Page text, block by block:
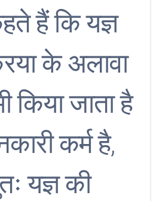
हैं कि यज्ञ
के अलावा
किया जाता है
कर्म है,
यज्ञ की